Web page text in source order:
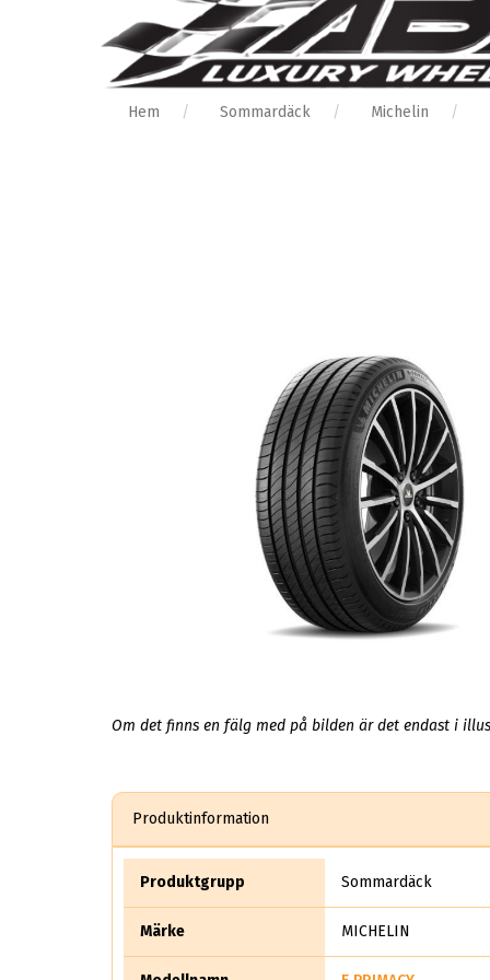
Hem Sommardäck Michelin
Om det finns en fälg med på bilden är det endast i
Produktinformation
Produktgrupp Sommardäck
Märke MICHELIN